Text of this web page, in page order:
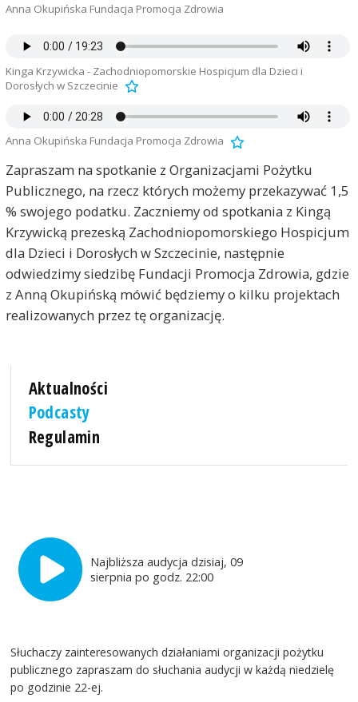
Anna Okupińska Fundacja Promocja Zdrowia
Kinga Krzywicka - Zachodniopomorskie Hospicjum dla Dzieci i
Dorosłych w Szczecinie
Anna Okupińska Fundacja Promocja Zdrowia
Zapraszam na spotkanie z Organizacjami Pożytku
Publicznego, na rzecz których możemy przekazywać 1,5
% swojego podatku. Zaczniemy od spotkania z Kingą
Krzywicką prezeską Zachodniopomorskiego Hospicjum
dla Dzieci i Dorosłych w Szczecinie, następnie
odwiedzimy siedzibę Fundacji Promocja Zdrowia, gdzie
z Anną Okupińską mówić będziemy o kilku projektach
realizowanych przez tę organizację.
Aktualności
Podcasty
Regulamin
Najbliższa audycja dzisiaj, 09
sierpnia po godz. 22:00
Słuchaczy zainteresowanych działaniami organizacji pożytku
publicznego zapraszam do słuchania audycji w każdą niedzielę
po godzinie 22-ej.